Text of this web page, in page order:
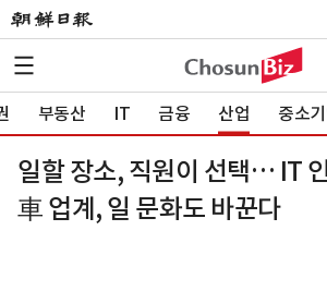
부동산 IT 금융 산업 중소
일할 장소, 직원이 선택… IT
車 업계, 일 문화도 바꾼다